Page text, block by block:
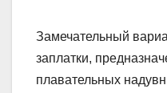
Замечательный
заплатки,
плавательных